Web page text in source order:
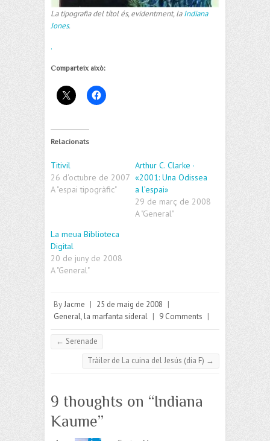
La tipografia del títol és, evidentment, laIndiana
Jones.
.
Comparteix això:
Relacionats
Titivil
26 d'octubre de 2007
A "espai tipogràfic"
Arthur C. Clarke ·
«2001: Una Odissea
a l’espai»
29 de març de 2008
A "General"
La meua Biblioteca
Digital
20 de juny de 2008
A "General"
ByJacme | 25 de maig de 2008 |
General, la marfanta sideral | 9 Comments |
← Serenade
Tràiler de La cuina del Jesús (dia F) →
9 thoughts on “Indiana
Kaume”